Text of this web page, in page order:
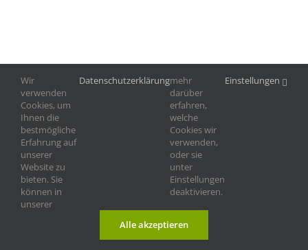
©2026 |
Tierschutzverein Landshut und
Datenschutz
Wir
verwenden
Cookies, um
Ihnen die
bestmögliche
Erfahrung auf
unserer
Website zu
bieten. Sie
können in
unserer
Datenschutzerklärungmehr
darüber
erfahren,
welche
Cookies wir
verwenden,
oder sie
unter
Einstellungen
deaktivieren.
Einstellungen
Alle akzeptieren